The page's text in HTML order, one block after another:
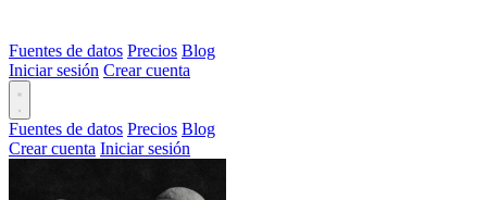
Fuentes de datos Precios Blog
Iniciar sesión Crear cuenta
Fuentes de datos Precios Blog
Crear cuenta Iniciar sesión